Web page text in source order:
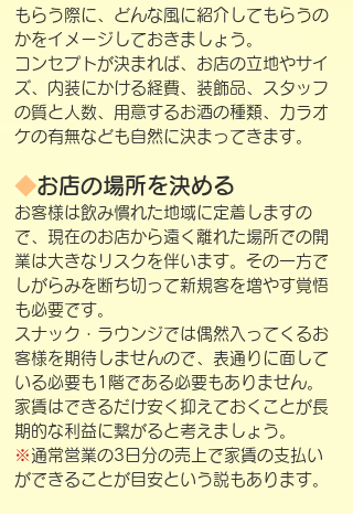
もらう際に、どんな風に紹介してもらうの
かをイメージしておきましょう。
コンセプトが決まれば、お店の立地やサイ
ズ、内装にかける経費、装飾品、スタッフ
の質と人数、用意するお酒の種類、カラオ
ケの有無なども自然に決まってきます。
◆お店の場所を決める
お客様は飲み慣れた地域に定着しますの
で、現在のお店から遠く離れた場所での開
業は大きなリスクを伴います。その一方で
しがらみを断ち切って新規客を増やす覚悟
も必要です。
スナック・ラウンジでは偶然入ってくるお
客様を期待しませんので、表通りに面して
いる必要も1階である必要もありません。
家賃はできるだけ安く抑えておくことが長
期的な利益に繋がると考えましょう。
※ 通常営業の3日分の売上で家賃の支払い
ができることが目安という説もあります。